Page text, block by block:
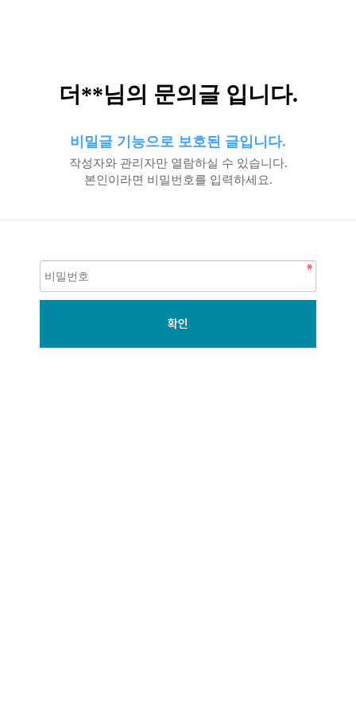
더**님의 문의글 입니다.
비밀글 기능으로 보호된 글입니다.
작성자와 관리자만 열람하실 수 있습니다.
본인이라면 비밀번호를 입력하세요.